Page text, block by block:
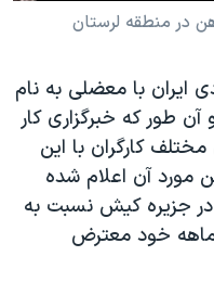
در منطقه لرستان
ایران با معضلی به نام
طور که خبرگزاری کار
کارگران با این
مورد آن اعلام شده
جزیره کیش نسبت به‌
خود معترض